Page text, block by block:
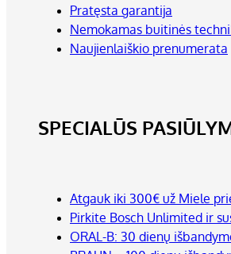
Pratęsta garantija
Nemokamas buitinės
Naujienlaiškio prenumerata
SPECIALŪS
Atgauk iki 300€ už Miele
Pirkite Bosch Unlimited ir
ORAL-B: 30 dienų